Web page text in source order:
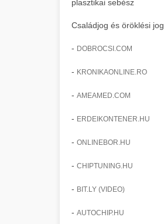
plasztikai sebész
Családjog és öröklési jog
- DOBROCSI.COM
- KRONIKAONLINE.RO
- AMEAMED.COM
- ERDEIKONTENER.HU
- ONLINEBOR.HU
- CHIPTUNING.HU
- BIT.LY (VIDEO)
- AUTOCHIP.HU